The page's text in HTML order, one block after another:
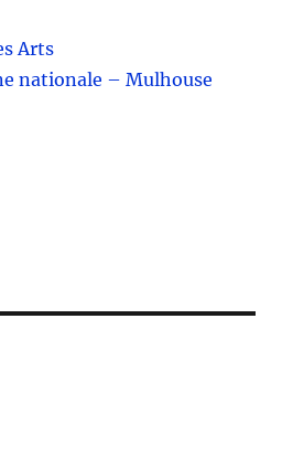
Arts
nationale – Mulhouse